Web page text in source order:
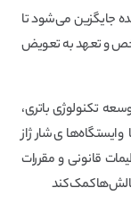
جایگزین می‌شود تا
مشخص و تعهد به تعویض
تکنولوژی باتری،
شارژ از
قانونی و مقررات
کمک کند